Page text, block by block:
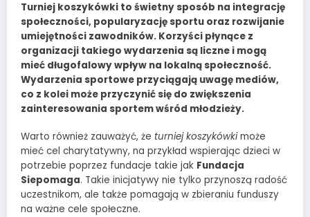
Turniej koszykówki to świetny sposób na integrację
społeczności, popularyzację sportu oraz rozwijanie
umiejętności zawodników. Korzyści płynące z
organizacji takiego wydarzenia są liczne i mogą
mieć długofalowy wpływ na lokalną społeczność.
Wydarzenia sportowe przyciągają uwagę mediów,
co z kolei może przyczynić się do zwiększenia
zainteresowania sportem wśród młodzieży.
Warto również zauważyć, że turniej koszykówkimoże
mieć cel charytatywny, na przykład wspierając dzieci w
potrzebie poprzez fundacje takie jak Fundacja
Siepomaga. Takie inicjatywy nie tylko przynoszą radość
uczestnikom, ale także pomagają w zbieraniu funduszy
na ważne cele społeczne.